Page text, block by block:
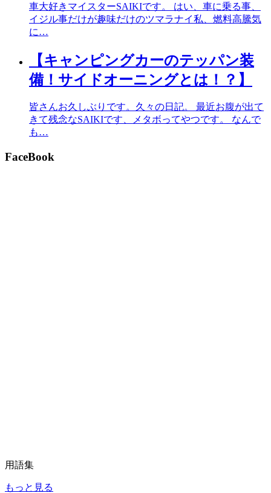
車大好きマイスターSAIKIです。 はい、車に乗る事、
イジル事だけが趣味だけのツマラナイ私、燃料高騰気
に…
【キャンピングカーのテッパン装
備！サイドオーニングとは！？】
皆さんお久しぶりです。久々の日記。 最近お腹が出て
きて残念なSAIKIです、メタボってやつです。 なんで
も…
FaceBook
用語集
もっと見る